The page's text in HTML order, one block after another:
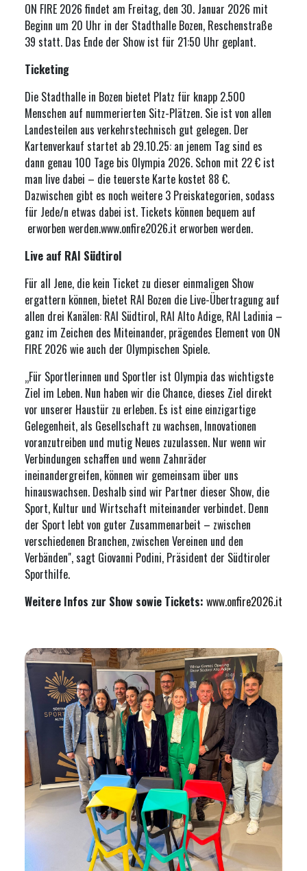
ON FIRE 2026 findet am Freitag, den 30. Januar 2026 mit
Beginn um 20 Uhr in der Stadthalle Bozen, Reschenstraße
39 statt. Das Ende der Show ist für 21:50 Uhr geplant.
Ticketing
Die Stadthalle in Bozen bietet Platz für knapp 2.500
Menschen auf nummerierten Sitz-Plätzen. Sie ist von allen
Landesteilen aus verkehrstechnisch gut gelegen. Der
Kartenverkauf startet ab 29.10.25: an jenem Tag sind es
dann genau 100 Tage bis Olympia 2026. Schon mit 22 € ist
man live dabei – die teuerste Karte kostet 88 €.
Dazwischen gibt es noch weitere 3 Preiskategorien, sodass
für Jede/n etwas dabei ist. Tickets können bequem auf
erworben werden.www.onfire2026.it erworben werden.
Live auf RAI Südtirol
Für all Jene, die kein Ticket zu dieser einmaligen Show
ergattern können, bietet RAI Bozen die Live-Übertragung auf
allen drei Kanälen: RAI Südtirol, RAI Alto Adige, RAI Ladinia –
ganz im Zeichen des Miteinander, prägendes Element von ON
FIRE 2026 wie auch der Olympischen Spiele.
„Für Sportlerinnen und Sportler ist Olympia das wichtigste
Ziel im Leben. Nun haben wir die Chance, dieses Ziel direkt
vor unserer Haustür zu erleben. Es ist eine einzigartige
Gelegenheit, als Gesellschaft zu wachsen, Innovationen
voranzutreiben und mutig Neues zuzulassen. Nur wenn wir
Verbindungen schaffen und wenn Zahnräder
ineinandergreifen, können wir gemeinsam über uns
hinauswachsen. Deshalb sind wir Partner dieser Show, die
Sport, Kultur und Wirtschaft miteinander verbindet. Denn
der Sport lebt von guter Zusammenarbeit – zwischen
verschiedenen Branchen, zwischen Vereinen und den
Verbänden", sagt Giovanni Podini, Präsident der Südtiroler
Sporthilfe.
Weitere Infos zur Show sowie Tickets: www.onfire2026.it